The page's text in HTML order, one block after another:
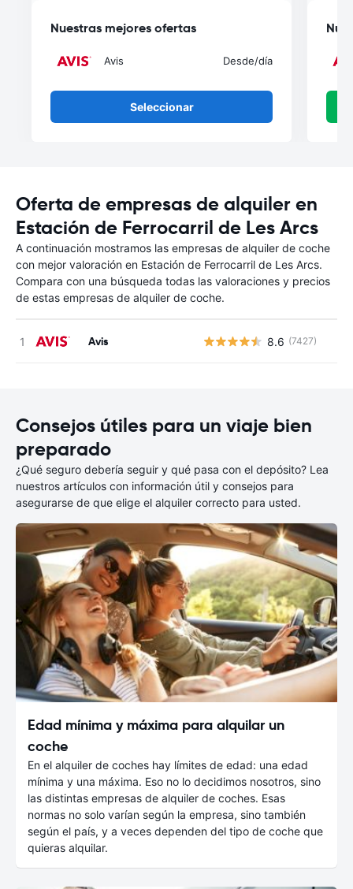
Nuestras mejores ofertas
Avis Desde/día
Seleccionar
Oferta de empresas de alquiler en
Estación de Ferrocarril de Les Arcs
A continuación mostramos las empresas de alquiler de coche
con mejor valoración en Estación de Ferrocarril de Les Arcs.
Compara con una búsqueda todas las valoraciones y precios
de estas empresas de alquiler de coche.
Avis 8.6 (7427)
Consejos útiles para un viaje bien
preparado
¿Qué seguro debería seguir y qué pasa con el depósito? Lea
nuestros artículos con información útil y consejos para
asegurarse de que elige el alquiler correcto para usted.
Edad mínima y máxima para alquilar un
coche
En el alquiler de coches hay límites de edad: una edad
mínima y una máxima. Eso no lo decidimos nosotros, sino
las distintas empresas de alquiler de coches. Esas
normas no solo varían según la empresa, sino también
según el país, y a veces dependen del tipo de coche que
quieras alquilar.